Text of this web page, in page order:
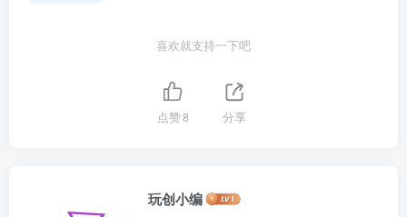
喜欢就支持一下吧
点赞8 分享
玩创小编